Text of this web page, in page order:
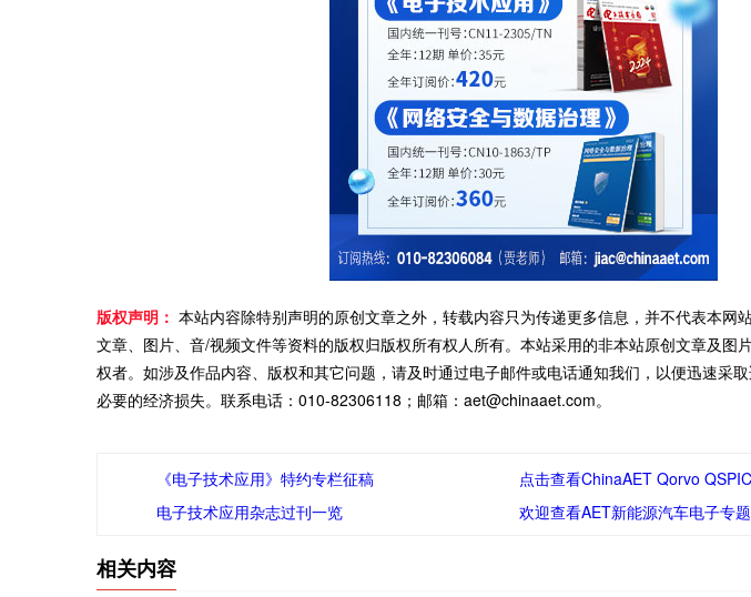
版权声明： 本站内容除特别声明的原创文章之外，转载内容只为传递更多信息，并不代表本网
文章、图片、音/视频文件等资料的版权归版权所有权人所有。本站采用的非本站原创文章及图
权者。如涉及作品内容、版权和其它问题，请及时通过电子邮件或电话通知我们，以便迅速采
必要的经济损失。联系电话：010-82306118；邮箱：aet@chinaaet.com。
《电子技术应用》特约专栏征稿
点击查看ChinaAET Qorvo
电子技术应用杂志过刊一览
欢迎查看AET新能源汽车电子专题
相关内容